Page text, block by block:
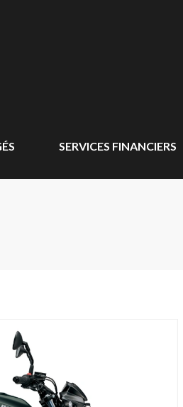
SERVICES FINANCIERS